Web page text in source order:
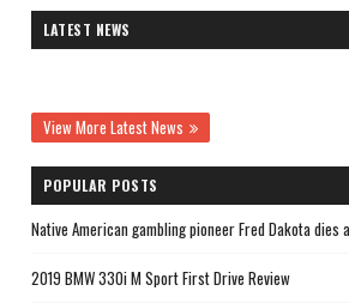
LATEST NEWS
View More Latest News
POPULAR POSTS
Native American gambling pioneer Fred Dakota dies
2019 BMW 330i M Sport First Drive Review